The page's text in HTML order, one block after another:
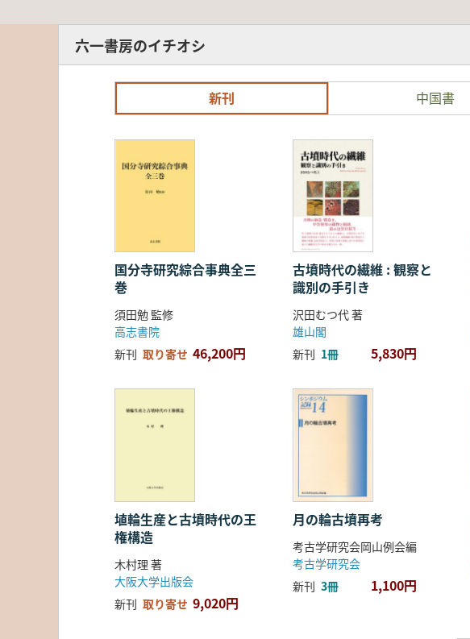
六一書房のイチオシ
新刊 中国書
国分寺研究綜合事典全三
巻
須田勉 監修
高志書院
新刊 取り寄せ 46,200円
古墳時代の繊維 : 観察と
識別の手引き
沢田むつ代 著
雄山閣
新刊 1冊 5,830円
埴輪生産と古墳時代の王
権構造
木村理 著
大阪大学出版会
新刊 取り寄せ 9,020円
月の輪古墳再考
考古学研究会岡山例会編
考古学研究会
新刊 3冊 1,100円